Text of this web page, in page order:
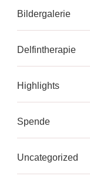
Bildergalerie
Delfintherapie
Highlights
Spende
Uncategorized